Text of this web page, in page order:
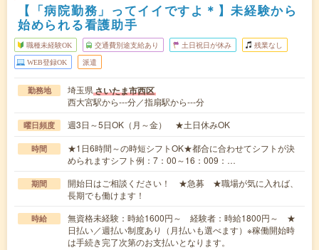
【「病院勤務」ってイイですよ＊】未経験から
始められる看護助手
職種未経験OK 交通費別途支給あり 土日祝日が休み 残業なし
WEB登録OK 派遣
勤務地 埼玉県さいたま市西区
西大宮駅から---分／指扇駅から---分
曜日頻度 週3日～5日OK（月～金） ★土日休みOK
時間
★1日6時間～の時短シフトOK★都合に合わせてシフトが決
められますシフト例：7：00～16：009：…
期間
開始日はご相談ください！ ★急募 ★職場が気に入れば、
長期でも働けます！
時給
無資格未経験：時給1600円～ 経験者：時給1800円～ ★
日払い／週払い制度あり（月払いも選べます）※稼働開始時
は手続き完了次第のお支払いとなります。